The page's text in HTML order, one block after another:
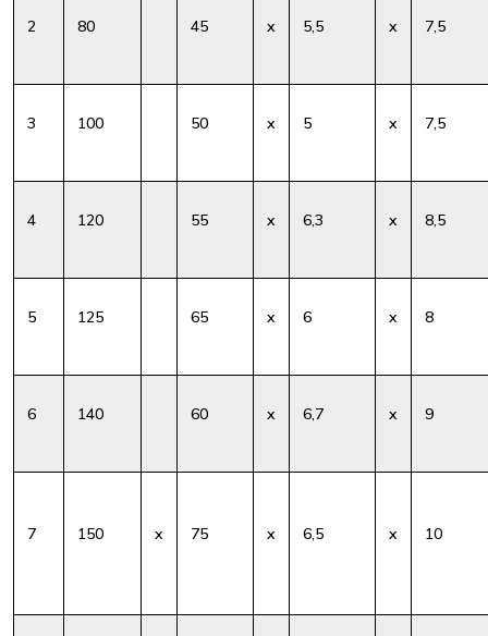
2 80 45 x 5,5 x 7,5
3 100 50 x 5 x 7,5
4 120 55 x 6,3 x 8,5
5 125 65 x 6 x 8
6 140 60 x 6,7 x 9
7 150 x 75 x 6,5 x 10